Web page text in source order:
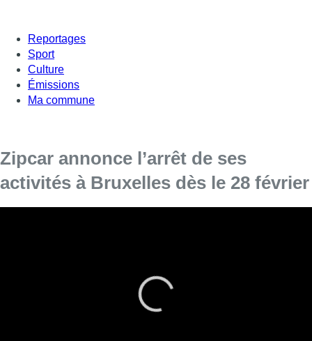
Reportages
Sport
Culture
Émissions
Ma commune
Zipcar annonce l’arrêt de ses
activités à Bruxelles dès le 28 février
annoncé par e-mail à ses clients que le service ne sera plus
disponible en Région de Bruxelles-Capitale à partir du 28